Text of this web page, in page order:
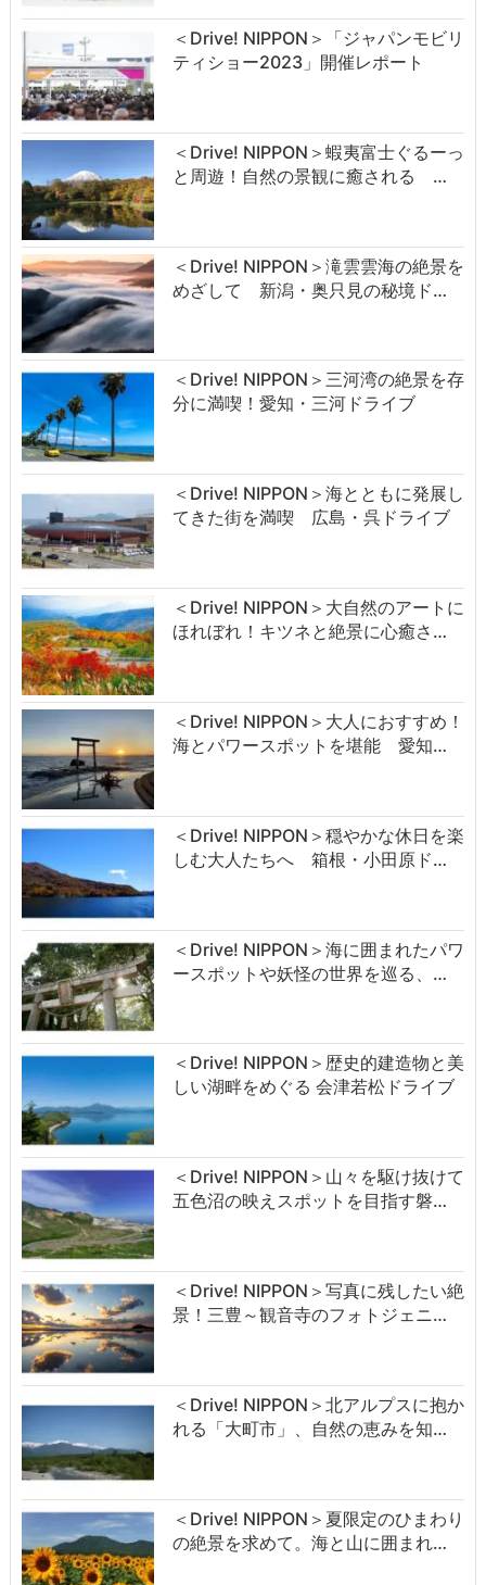
＜Drive! NIPPON＞「ジャパンモビリ
ティショー2023」開催レポート
＜Drive! NIPPON＞蝦夷富士ぐるーっ
と周遊！自然の景観に癒される …
＜Drive! NIPPON＞滝雲雲海の絶景を
めざして 新潟・奥只見の秘境ド…
＜Drive! NIPPON＞三河湾の絶景を存
分に満喫！愛知・三河ドライブ
＜Drive! NIPPON＞海とともに発展し
てきた街を満喫 広島・呉ドライブ
＜Drive! NIPPON＞大自然のアートに
ほれぼれ！キツネと絶景に心癒さ…
＜Drive! NIPPON＞大人におすすめ！
海とパワースポットを堪能 愛知…
＜Drive! NIPPON＞穏やかな休日を楽
しむ大人たちへ 箱根・小田原ド…
＜Drive! NIPPON＞海に囲まれたパワ
ースポットや妖怪の世界を巡る、…
＜Drive! NIPPON＞歴史的建造物と美
しい湖畔をめぐる 会津若松ドライブ
＜Drive! NIPPON＞山々を駆け抜けて
五色沼の映えスポットを目指す磐…
＜Drive! NIPPON＞写真に残したい絶
景！三豊～観音寺のフォトジェニ…
＜Drive! NIPPON＞北アルプスに抱か
れる「大町市」、自然の恵みを知…
＜Drive! NIPPON＞夏限定のひまわり
の絶景を求めて。海と山に囲まれ…